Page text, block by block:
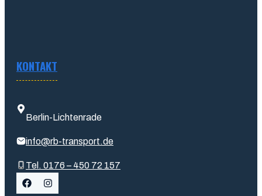
KONTAKT
Berlin-Lichtenrade
info@rb-transport.de
Tel. 0176 – 450 72 157